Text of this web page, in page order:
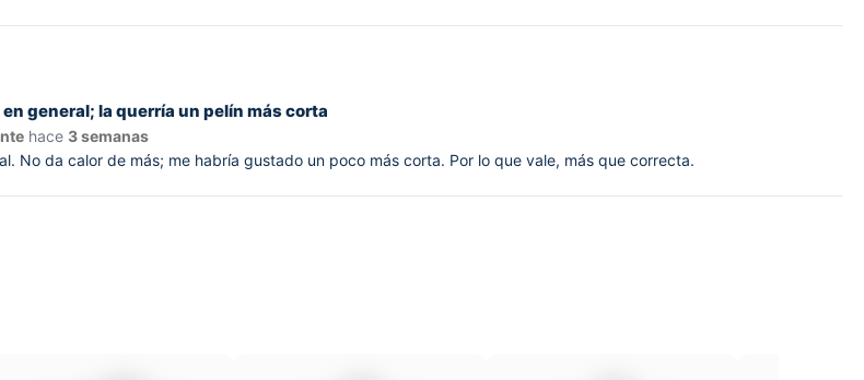
en general; la querría un pelín más corta
hace 3 semanas
No da calor de más; me habría gustado un poco más corta. Por lo que vale, más que correcta.